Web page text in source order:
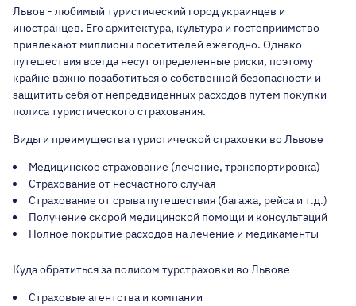
Львов - любимый туристический город украинцев и
иностранцев. Его архитектура, культура и гостеприимство
привлекают миллионы посетителей ежегодно. Однако
путешествия всегда несут определенные риски, поэтому
крайне важно позаботиться о собственной безопасности и
защитить себя от непредвиденных расходов путем покупки
полиса туристического страхования.
Виды и преимущества туристической страховки во Львове
Медицинское страхование (лечение, транспортировка)
Страхование от несчастного случая
Страхование от срыва путешествия (багажа, рейса и т.д.)
Получение скорой медицинской помощи и консультаций
Полное покрытие расходов на лечение и медикаменты
Куда обратиться за полисом турстраховки во Львове
Страховые агентства и компании